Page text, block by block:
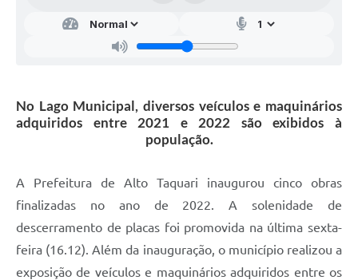
No Lago Municipal, diversos veículos e maquinários
adquiridos entre 2021 e 2022 são exibidos à
população.
A Prefeitura de Alto Taquari inaugurou cinco obras
finalizadas no ano de 2022. A solenidade de
descerramento de placas foi promovida na última sexta-
feira (16.12). Além da inauguração, o município realizou a
exposição de veículos e maquinários adquiridos entre os